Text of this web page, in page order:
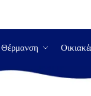
Θέρμανση